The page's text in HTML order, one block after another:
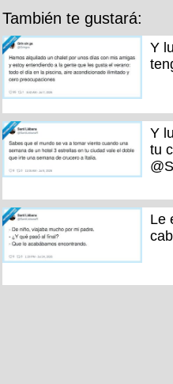
También te gustará:
Y
Y
tu
Le